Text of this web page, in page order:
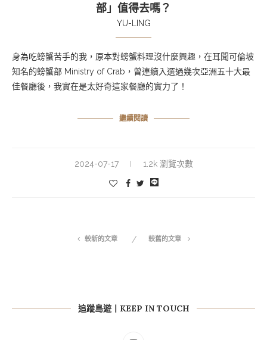
部」值得去嗎？
YU-LING
身為吃螃蟹苦手的我，原本對螃蟹料理沒什麼興趣，在耳聞可倫坡
知名的螃蟹部 Ministry of Crab，曾連續入選過幾次亞洲五十大最
佳餐廳後，我實在是太好奇這家餐廳的實力了！
繼續閱讀
2024-07-17 1.2k 瀏覽次數
較新的文章 較舊的文章
追蹤島遊丨KEEP IN TOUCH